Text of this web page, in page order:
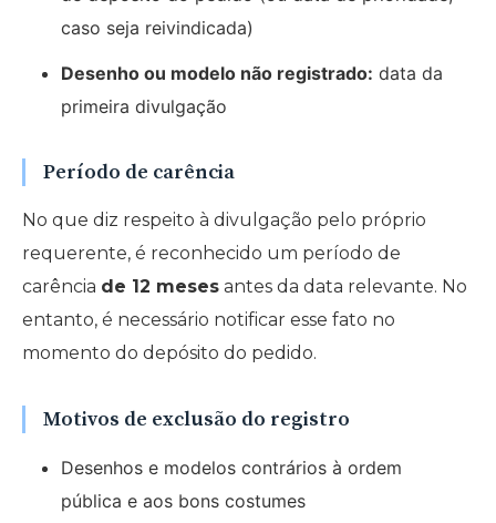
caso seja reivindicada)
Desenho ou modelo não registrado: data da
primeira divulgação
Período de carência
No que diz respeito à divulgação pelo próprio
requerente, é reconhecido um período de
carência de 12 meses antes da data relevante. No
entanto, é necessário notificar esse fato no
momento do depósito do pedido.
Motivos de exclusão do registro
Desenhos e modelos contrários à ordem
pública e aos bons costumes